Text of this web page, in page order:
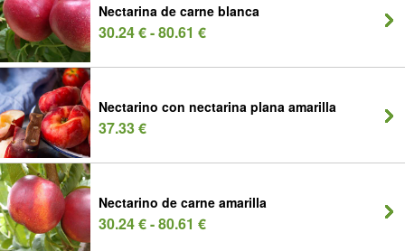
Nectarina de carne blanca
30.24 € - 80.61 €
Nectarino con nectarina plana amarilla
37.33 €
Nectarino de carne amarilla
30.24 € - 80.61 €